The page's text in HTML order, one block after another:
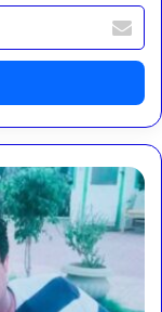
أدخل
بريدك
الإلكتروني
بلال
صبري
بعد
وفاه